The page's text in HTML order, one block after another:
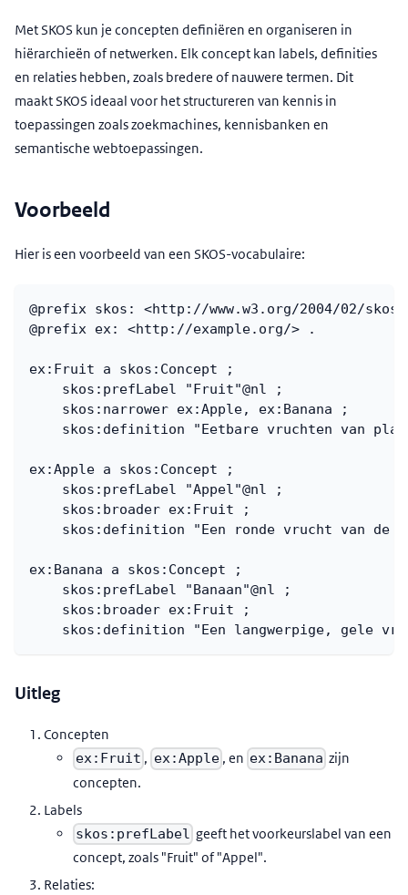
Met SKOS kun je concepten definiëren en organiseren in
hiërarchieën of netwerken. Elk concept kan labels, definities
en relaties hebben, zoals bredere of nauwere termen. Dit
maakt SKOS ideaal voor het structureren van kennis in
toepassingen zoals zoekmachines, kennisbanken en
semantische webtoepassingen.
Voorbeeld
Hier is een voorbeeld van een SKOS-vocabulaire:
@prefix skos : <http://www.w3.org/2004/02/skos/
@prefix ex: <http://example.org/> .
ex: Fruit a skos : Concept
;
skos : prefLabel "Fruit"@nl
;
skos : narrower ex:Apple, ex: Banana
;
skos : definition "Eetbare vruchten van
ex:Apple a skos : Concept
;
skos : prefLabel "Appel"@nl
;
skos : broader ex: Fruit
;
skos : definition "Een ronde vrucht van de
ex: Banana a skos : Concept
;
skos : prefLabel "Banaan"@nl
;
skos : broader ex: Fruit
;
skos : definition "Een langwerpige, gele
Uitleg
Concepten
ex:Fruit , ex:Apple , en ex:Banana zijn
concepten.
Labels
skos:prefLabel geeft het voorkeurslabel van een
concept, zoals "Fruit" of "Appel".
Relaties: